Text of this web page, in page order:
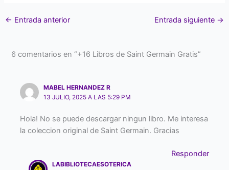
← Entrada anterior Entrada siguiente →
6 comentarios en “+16 Libros de Saint Germain Gratis”
MABEL HERNANDEZ R
13 JULIO, 2025 A LAS 5:29 PM
Hola! No se puede descargar ningun libro. Me interesa
la coleccion original de Saint Germain. Gracias
Responder
LABIBLIOTECAESOTERICA